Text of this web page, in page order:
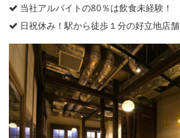
当社アルバイトの80％は飲食未経験！
日祝休み！駅から徒歩１分の好立地店舗